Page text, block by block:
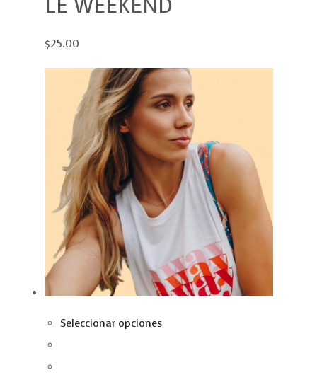
LE WEEKEND
$25.00
Seleccionar opciones